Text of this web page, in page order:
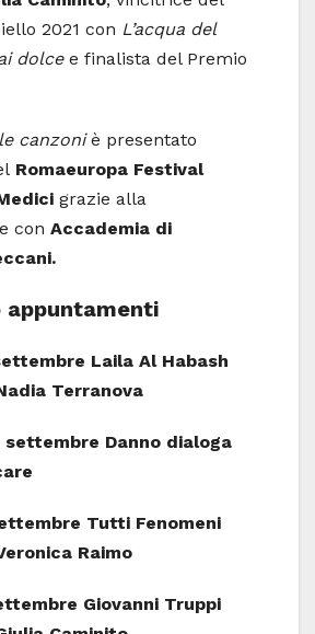
2021 con L’acqua del
dolcee finalista del Premio
canzoniè presentato
Romaeuropa Festival
grazie alla
con Accademia di
appuntamenti
Laila Al Habash
Terranova
settembre Danno dialoga
Tutti Fenomeni
Raimo
Giovanni Truppi